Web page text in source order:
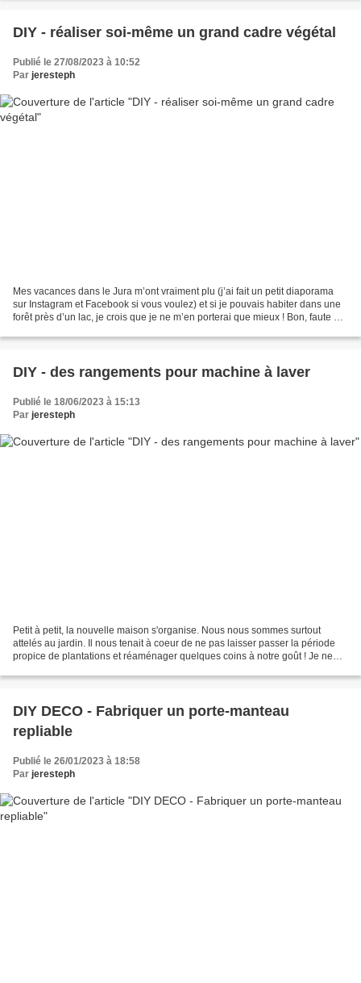
DIY - réaliser soi-même un grand cadre végétal
Publié le 27/08/2023 à 10:52
Par jeresteph
Mes vacances dans le Jura m’ont vraiment plu (j’ai fait un petit diaporama
sur Instagram et Facebook si vous voulez) et si je pouvais habiter dans une
forêt près d’un lac, je crois que je ne m’en porterai que mieux ! Bon, faute de
DIY - des rangements pour machine à laver
Publié le 18/06/2023 à 15:13
Par jeresteph
Petit à petit, la nouvelle maison s'organise. Nous nous sommes surtout
attelés au jardin. Il nous tenait à coeur de ne pas laisser passer la période
propice de plantations et réaménager quelques coins à notre goût ! Je ne
DIY DECO - Fabriquer un porte-manteau
repliable
Publié le 26/01/2023 à 18:58
Par jeresteph